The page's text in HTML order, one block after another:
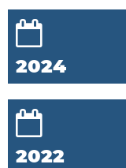
2024
2022